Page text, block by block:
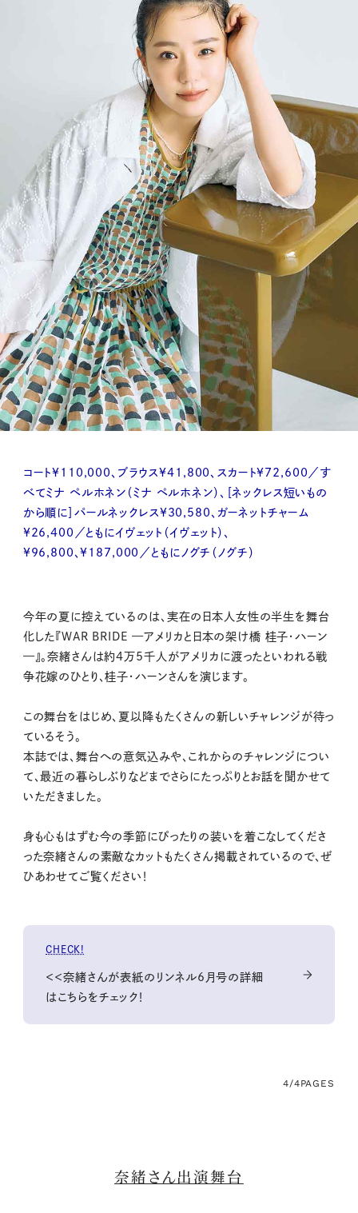
コート¥110,000、ブラウス¥41,800、スカート¥72,600／す
べてミナ ペルホネン（ミナ ペルホネン）、［ネックレス短いもの
から順に］パールネックレス¥30,580、ガーネットチャーム
¥26,400／ともにイヴェット（イヴェット）、
¥96,800、¥187,000／ともにノグチ（ノグチ）
今年の夏に控えているのは、実在の日本人女性の半生を舞台
化した『WAR BRIDE —アメリカと日本の架け橋 桂子・ハーン
—』。奈緒さんは約4万5千人がアメリカに渡ったといわれる戦
争花嫁のひとり、桂子・ハーンさんを演じます。
この舞台をはじめ、夏以降もたくさんの新しいチャレンジが待っ
ているそう。
本誌では、舞台への意気込みや、これからのチャレンジについ
て、最近の暮らしぶりなどまでさらにたっぷりとお話を聞かせて
いただきました。
身も心もはずむ今の季節にぴったりの装いを着こなしてくださ
った奈緒さんの素敵なカットもたくさん掲載されているので、ぜ
ひあわせてご覧ください！
CHECK!
＜＜奈緒さんが表紙のリンネル6月号の詳細
はこちらをチェック！
4/4PAGES
奈緒さん出演舞台